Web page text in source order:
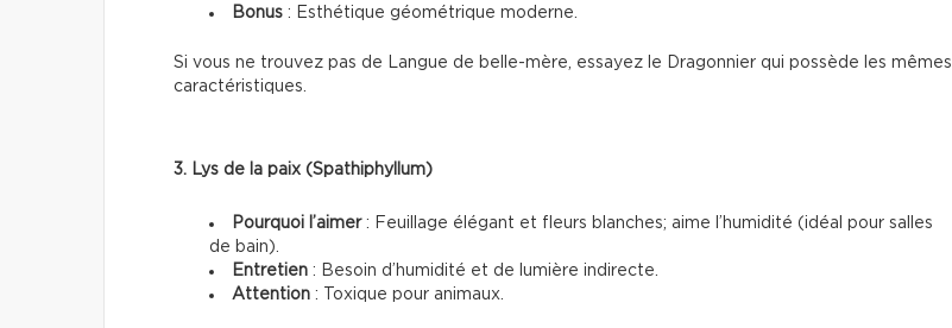
Bonus : Esthétique géométrique moderne.
Si vous ne trouvez pas de Langue de belle-mère, essayez le Dragonnier qui possède les mêmes
caractéristiques.
3. Lys de la paix (Spathiphyllum)
Pourquoi l’aimer: Feuillage élégant et fleurs blanches; aime l’humidité (idéal pour salles
de bain).
Entretien : Besoin d’humidité et de lumière indirecte.
Attention : Toxique pour animaux.